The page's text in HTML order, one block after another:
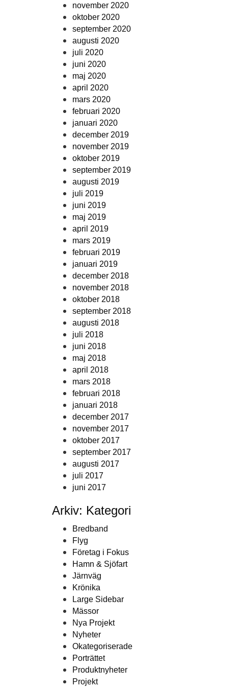
november 2020
oktober 2020
september 2020
augusti 2020
juli 2020
juni 2020
maj 2020
april 2020
mars 2020
februari 2020
januari 2020
december 2019
november 2019
oktober 2019
september 2019
augusti 2019
juli 2019
juni 2019
maj 2019
april 2019
mars 2019
februari 2019
januari 2019
december 2018
november 2018
oktober 2018
september 2018
augusti 2018
juli 2018
juni 2018
maj 2018
april 2018
mars 2018
februari 2018
januari 2018
december 2017
november 2017
oktober 2017
september 2017
augusti 2017
juli 2017
juni 2017
Arkiv: Kategori
Bredband
Flyg
Företag i Fokus
Hamn & Sjöfart
Järnväg
Krönika
Large Sidebar
Mässor
Nya Projekt
Nyheter
Okategoriserade
Porträttet
Produktnyheter
Projekt